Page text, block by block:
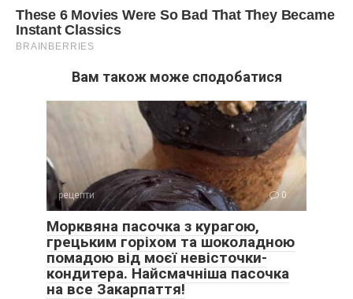
Вам також може сподобатися
рецепти 0
Морквяна пасочка з курагою,
грецьким горіхом та шоколадною
помадою від моєї невісточки-
кондитера. Найсмачніша пасочка
на все Закарпаття!